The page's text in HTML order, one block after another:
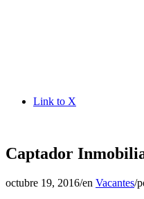
Link to X
Captador
octubre 19, 2016/en Vacantes/